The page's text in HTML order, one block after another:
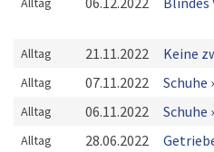
Alltag 21.11.2022 Keine
Alltag 07.11.2022 Schuhe
Alltag 06.11.2022 Schuhe
Alltag 28.06.2022